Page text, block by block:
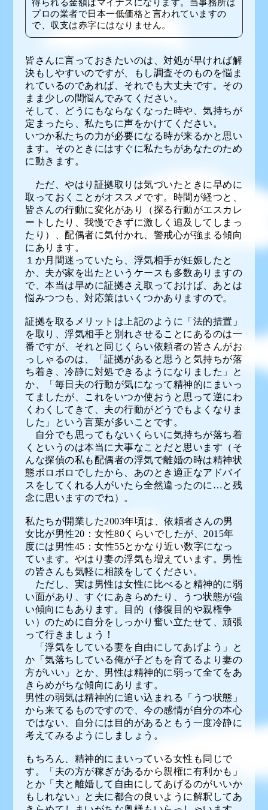
得られる金額はマイナスになります。当事務所は
プロの業者で日本一低価格と言われていますの
で、収支は赤字にはなりません。
皆さんに言っておきたいのは、対処が早ければ解
決もしやすいのですが、もし調査そのものを悩ま
れているのであれば、それでも大丈夫です。その
まま少しの間悩んでみてください。
そして、どうにもならなくなった時や、気持ちが
定まったら、私たちに声をかけてください。
いつか私たちの力が必要になる時が来るかと思い
ます。そのときにはすぐに私たちがあなたのため
に動きます。
ただ、やはり証拠取りは気づいたときに早めに
取っておくことがオススメです。時間が経つと、
皆さんの行動に変化があり（探る行動がエスカレ
ートしたり、我慢できずに激しく追及してしまっ
たり）、配偶者に気付かれ、警戒心が強まる傾向
にあります。
１か月間迷っていたら、浮気相手が妊娠したと
か、夫が家を出たというケースも多数ありますの
で、本当は早めに証拠さえ取っておけば、あとは
悩みつつも、対応策はいくつかありますので。
証拠を取るメリットは上記のように「法的措置」
を取り、浮気相手と別れさせることにあるのは一
番ですが、それと同じくらい依頼者の皆さんがお
っしゃるのは、「証拠があると思うと気持ちが落
ち着き、冷静に対処できるようになりました」と
か、「毎日夫の行動が気になって精神的にまいっ
てましたが、これをいつか使おうと思って逆にわ
くわくしてきて、夫の行動がどうでもよくなりま
した」という言葉が多いことです。
自分でも思ってもないくらいに気持ちが落ち着
くというのは本当に大事なことだと思います（そ
んな探偵の私も配偶者の浮気で離婚の時は精神状
態ボロボロでしたから、あのとき適正なアドバイ
スをしてくれる人がいたら全然違ったのに…と残
念に思いますのでね）。
私たちが開業した2003年頃は、依頼者さんの男
女比が男性20：女性80くらいでしたが、2015年
度には男性45：女性55とかなり近い数字になっ
ています。やはり妻の浮気も増えています。男性
の皆さんも気軽に相談をしてください。
ただし、実は男性は女性に比べると精神的に弱
い面があり、すぐにあきらめたり、うつ状態が強
い傾向にもあります。目的（修復目的や親権争
い）のために自分をしっかり奮い立たせて、頑張
って行きましょう！
「浮気をしている妻を自由にしてあげよう」と
か「気落ちしている俺が子どもを育てるより妻の
方がいい」とか、男性は精神的に弱って全てをあ
きらめがちな傾向にあります。
男性の弱気は精神的に追い込まれる「うつ状態」
から来てるものですので、今の感情が自分の本心
ではない、自分には目的があるともう一度冷静に
考えてみるようにしましょう。
もちろん、精神的にまいっている女性も同じで
す。「夫の方が稼ぎがあるから親権に有利かも」
とか「夫と離婚して自由にしてあげるのがいいか
もしれない」と夫に都合の良いように解釈してあ